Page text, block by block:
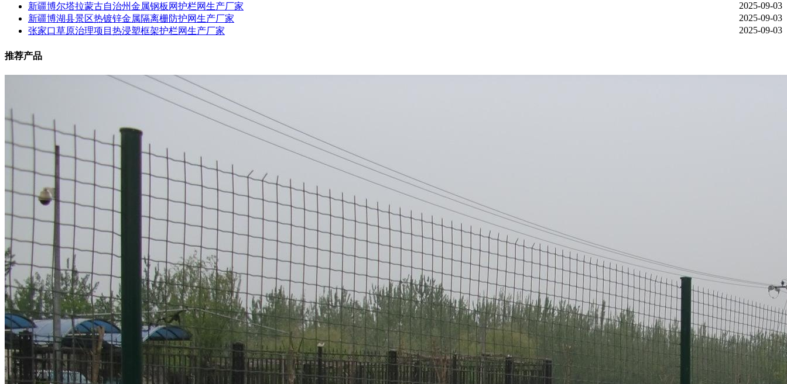
2025-09-03
新疆博尔塔拉蒙古自治州金属钢板网护栏网生产厂家
2025-09-03
新疆博湖县景区热镀锌金属隔离栅防护网生产厂家
2025-09-03
张家口草原治理项目热浸塑框架护栏网生产厂家
推荐产品